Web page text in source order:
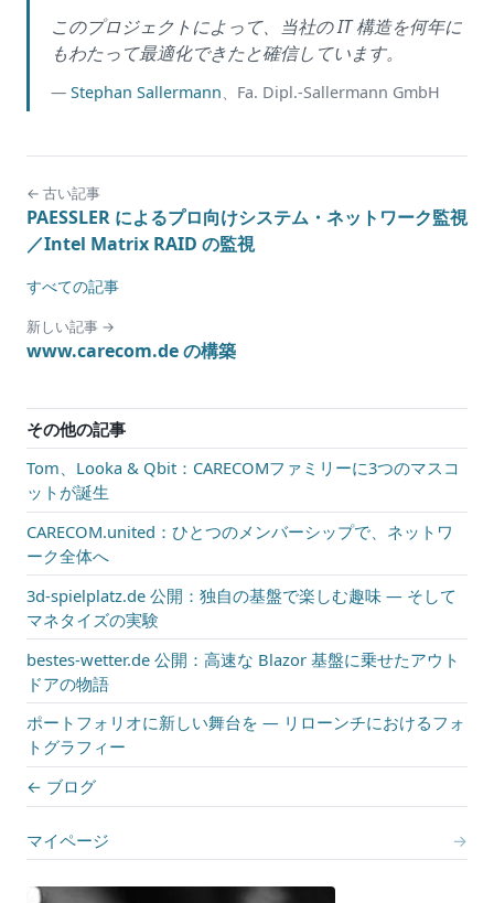
このプロジェクトによって、当社の IT 構造を何年に
もわたって最適化できたと確信しています。
—Stephan Sallermann 、Fa. Dipl.-Sallermann GmbH
← 古い記事
PAESSLER によるプロ向けシステム・ネットワーク監視
／Intel Matrix RAID の監視
すべての記事
新しい記事 →
www.carecom.de の構築
その他の記事
Tom、Looka & Qbit：CARECOMファミリーに3つのマスコ
ットが誕生
CARECOM.united：ひとつのメンバーシップで、ネットワ
ーク全体へ
3d-spielplatz.de 公開：独自の基盤で楽しむ趣味 — そして
マネタイズの実験
bestes-wetter.de 公開：高速な Blazor 基盤に乗せたアウト
ドアの物語
ポートフォリオに新しい舞台を — リローンチにおけるフォ
トグラフィー
← ブログ
マイページ →